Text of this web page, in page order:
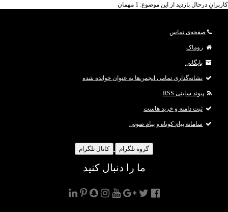
کاربرانِ درحال بازدید از این موضوع: 1 مهمان
صفحه‌ی تماس
روماک
بایگانی
نشانه‌گذاری تمامی انجمن‌ها به عنوان خوانده شده
پیوند سایتی RSS
ثبت دامنه و خرید هاست
سامانه پیام کوتاه و پیام صوتی
گروه تلگرام کانال تلگرام
ما را دنبال کنید